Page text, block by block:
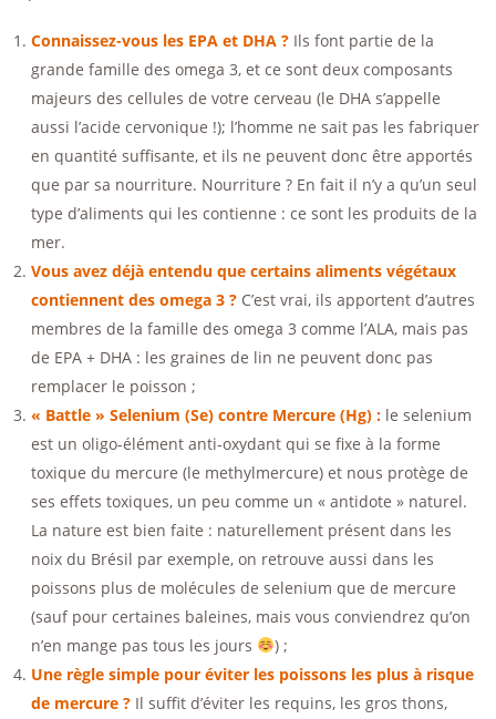
Connaissez-vous les EPA et DHA ? Ils font partie de la
grande famille des omega 3, et ce sont deux composants
majeurs des cellules de votre cerveau (le DHA s’appelle
aussi l’acide cervonique !); l’homme ne sait pas les fabriquer
en quantité suffisante, et ils ne peuvent donc être apportés
que par sa nourriture. Nourriture ? En fait il n’y a qu’un seul
type d’aliments qui les contienne : ce sont les produits de la
mer.
Vous avez déjà entendu que certains aliments végétaux
contiennent des omega 3 ? C’est vrai, ils apportent d’autres
membres de la famille des omega 3 comme l’ALA, mais pas
de EPA + DHA : les graines de lin ne peuvent donc pas
remplacer le poisson ;
« Battle » Selenium (Se) contre Mercure (Hg) : le selenium
est un oligo-élément anti-oxydant qui se fixe à la forme
toxique du mercure (le methylmercure) et nous protège de
ses effets toxiques, un peu comme un « antidote » naturel.
La nature est bien faite : naturellement présent dans les
noix du Brésil par exemple, on retrouve aussi dans les
poissons plus de molécules de selenium que de mercure
(sauf pour certaines baleines, mais vous conviendrez qu’on
n’en mange pas tous les jours
) ;
Une règle simple pour éviter les poissons les plus à risque
de mercure ? Il suffit d’éviter les requins, les gros thons,